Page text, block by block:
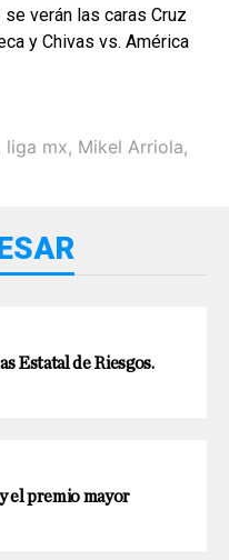
verán las caras Cruz
y Chivas vs. América
liga mx, Mikel Arriola,
Estatal de Riesgos.
el premio mayor